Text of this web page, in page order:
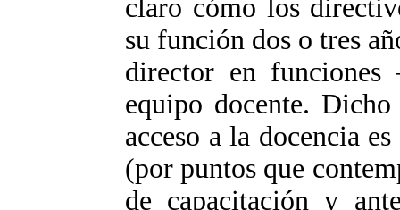
claro cómo los
su función dos o tres
director en
equipo docente.
acceso a la docencia
(por puntos que
de capacitación y